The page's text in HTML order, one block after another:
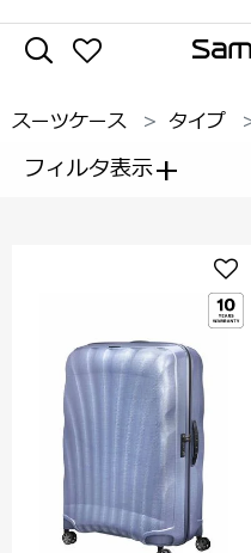
スーツケース タイプ
フィルタ表示+